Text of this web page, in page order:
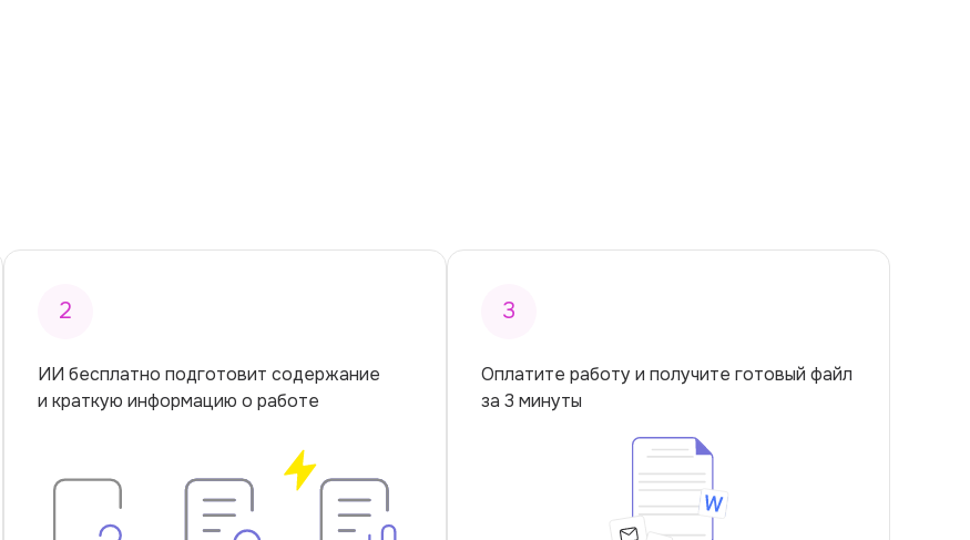
2
ИИ бесплатно подготовит содержание
и краткую информацию о работе
3
Оплатите работу и получите готовый файл
за 3 минуты